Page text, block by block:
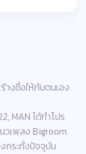
างชื่อให้กับตนเอง
MAN ได้ทำโปร
วเพลง Bigroom
กระทั่งปัจจุบัน